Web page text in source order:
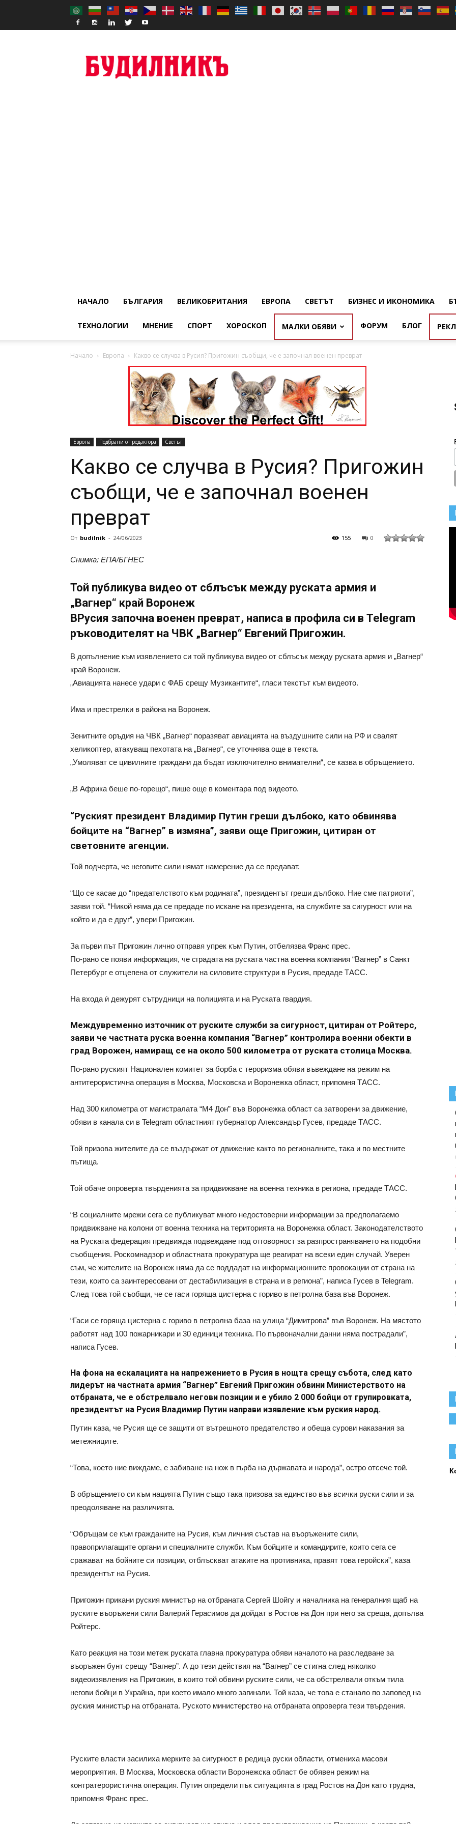
НАЧАЛО БЪЛГАРИЯ ВЕЛИКОБРИТАНИЯ ЕВРОПА СВЕТЪТ БИЗНЕС И ИКОНОМИКА
ТЕХНОЛОГИИ МНЕНИЕ СПОРТ ХОРОСКОП МАЛКИ ОБЯВИ ФОРУМ БЛОГ
Начало Европа Какво се случва в Русия? Пригожин съобщи, че е започнал военен преврат
Европа Подбрани от редактора Светът
Какво се случва в Русия? Пригожин
съобщи, че е започнал военен
преврат
От budilnik - 24/06/2023 0
155
Снимка: ЕПА/БГНЕС
Той публикува видео от сблъсък между руската армия и
„Вагнер“ край Воронеж
ВРусия започна военен преврат, написа в профила си в Telegram
ръководителят на ЧВК „Вагнер“ Евгений Пригожин.
В допълнение към изявлението си той публикува видео от сблъсък между руската армия и „Вагнер“
край Воронеж.
„Авиацията нанесе удари с ФАБ срещу Музикантите“, гласи текстът към видеото.
Има и престрелки в района на Воронеж.
Зенитните оръдия на ЧВК „Вагнер“ поразяват авиацията на въздушните сили на РФ и свалят
хеликоптер, атакуващ пехотата на „Вагнер“, се уточнява още в текста.
„Умоляват се цивилните граждани да бъдат изключително внимателни“, се казва в обръщението.
„В Африка беше по-горещо“, пише още в коментара под видеото.
“Руският президент Владимир Путин греши дълбоко, като обвинява
бойците на “Вагнер” в измяна”, заяви още Пригожин, цитиран от
световните агенции.
Той подчерта, че неговите сили нямат намерение да се предават.
“Що се касае до “предателството към родината”, президентът греши дълбоко. Ние сме патриоти”,
заяви той. “Никой няма да се предаде по искане на президента, на службите за сигурност или на
който и да е друг”, увери Пригожин.
За първи път Пригожин лично отправя упрек към Путин, отбелязва Франс прес.
По-рано се появи информация, че сградата на руската частна военна компания “Вагнер” в Санкт
Петербург е отцепена от служители на силовите структури в Русия, предаде ТАСС.
На входа ѝ дежурят сътрудници на полицията и на Руската гвардия.
Meждувременно източник от руските служби за сигурност, цитиран от Ройтерс,
заяви че частната руска военна компания “Вагнер” контролира военни обекти в
град Ворожен, намиращ се на около 500 километра от руската столица Москва.
По-рано руският Национален комитет за борба с тероризма обяви въвеждане на режим на
антитерористична операция в Москва, Московска и Воронежка област, припомня ТАСС.
Над 300 километра от магистралата “М4 Дон” във Воронежка област са затворени за движение,
обяви в канала си в Telegram областният губернатор Александър Гусев, предаде ТАСС.
Той призова жителите да се въздържат от движение както по регионалните, така и по местните
пътища.
Той обаче опроверга твърденията за придвижване на военна техника в региона, предаде ТАСС.
“В социалните мрежи сега се публикуват много недостоверни информации за предполагаемо
придвижване на колони от военна техника на територията на Воронежка област. Законодателството
на Руската федерация предвижда подвеждане под отговорност за разпространяването на подобни
съобщения. Роскомнадзор и областната прокуратура ще реагират на всеки един случай. Уверен
съм, че жителите на Воронеж няма да се поддадат на информационните провокации от страна на
тези, които са заинтересовани от дестабилизация в страна и в региона”, написа Гусев в Telegram.
След това той съобщи, че се гаси горяща цистерна с гориво в петролна база във Воронеж.
“Гаси се горяща цистерна с гориво в петролна база на улица “Димитрова” във Воронеж. На мястото
работят над 100 пожарникари и 30 единици техника. По първоначални данни няма пострадали”,
написа Гусев.
На фона на ескалацията на напрежението в Русия в нощта срещу събота, след като
лидерът на частната армия “Вагнер” Евгений Пригожин обвини Министерството на
отбраната, че е обстрелвало негови позиции и е убило 2 000 бойци от групировката,
президентът на Русия Владимир Путин направи изявление към руския народ.
Путин каза, че Русия ще се защити от вътрешното предателство и обеща сурови наказания за
метежниците.
“Това, което ние виждаме, е забиване на нож в гърба на държавата и народа”, остро отсече той.
В обръщението си към нацията Путин също така призова за единство във всички руски сили и за
преодоляване на различията.
“Обръщам се към гражданите на Русия, към личния състав на въоръжените сили,
правоприлагащите органи и специалните служби. Към бойците и командирите, които сега се
сражават на бойните си позиции, отблъскват атаките на противника, правят това геройски”, каза
президентът на Русия.
Пригожин прикани руския министър на отбраната Сергей Шойгу и началника на генералния щаб на
руските въоръжени сили Валерий Герасимов да дойдат в Ростов на Дон при него за среща, допълва
Ройтерс.
Като реакция на този метеж руската главна прокуратура обяви началото на разследване за
въоръжен бунт срещу “Вагнер”. А до тези действия на “Вагнер” се стигна след няколко
видеоизявления на Пригожин, в които той обвини руските сили, че са обстрелвали откъм тила
негови бойци в Украйна, при което имало много загинали. Той каза, че това е станало по заповед на
руския министър на отбраната. Руското министерство на отбраната опроверга тези твърдения.
Руските власти засилиха мерките за сигурност в редица руски области, отмениха масови
мероприятия. В Москва, Московска области Воронежска област бе обявен режим на
контратерористична операция. Путин определи пък ситуацията в град Ростов на Дон като трудна,
припомня Франс прес.